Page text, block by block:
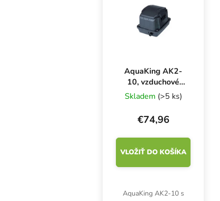
AquaKing AK2-
10, vzduchové
čerpadlo
Skladem (>5 ks)
€74,96
VLOŽIŤ DO KOŠÍKA
AquaKing AK2-10 s